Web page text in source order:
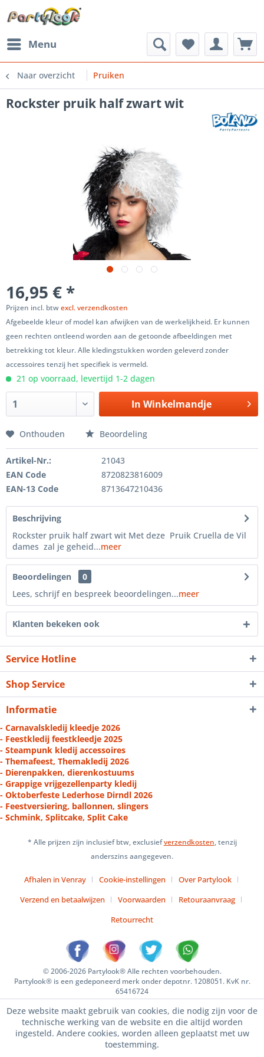
Menu
Naar overzicht Pruiken
Rockster pruik half zwart wit
16,95 € *
Prijzen incl. btwexcl. verzendkosten
Afgebeelde kleur of model kan afwijken van de werkelijkheid. Er kunnen
geen rechten ontleend worden aan de getoonde afbeeldingen met
betrekking tot kleur. Alle kledingstukken worden geleverd zonder
accessoires tenzij het specifiek is vermeld.
21 op voorraad, levertijd 1-2 dagen
In Winkelmandje
Onthouden Beoordeling
Artikel-Nr.:
21043
EAN Code
8720823816009
EAN-13 Code
8713647210436
Beschrijving
Rockster pruik half zwart wit Met deze Pruik Cruella de Vil
dames zal je geheid...meer
Beoordelingen
0
Lees, schrijf en bespreek beoordelingen...meer
Klanten bekeken ook
Service Hotline
Shop Service
Informatie
- Carnavalskledij kleedje 2026
- Feestkledij feestkleedje 2025
- Steampunk kledij accessoires
- Themafeest, Themakledij 2026
- Dierenpakken, dierenkostuums
- Grappige vrijgezellenparty kledij
- Oktoberfeste Lederhose Dirndl 2026
- Feestversiering, ballonnen, slingers
- Schmink, Splitcake, Split Cake
* Alle prijzen zijn inclusief btw, exclusiefverzendkosten, tenzij
anderszins aangegeven.
Afhalen in Venray Cookie-instellingen
Over Partylook
Verzend en betaalwijzen
Voorwaarden
Retouraanvraag
Retourrecht
© 2006-2026 Partylook® Alle rechten voorbehouden.
Partylook® is een gedeponeerd merk onder depotnr. 1208051. KvK nr.
65416724
Deze website maakt gebruik van cookies, die nodig zijn voor de
technische werking van de website en die altijd worden
ingesteld. Andere cookies, worden alleen geplaatst met uw
toestemming.